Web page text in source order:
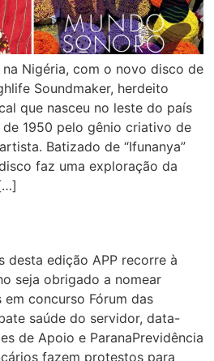
Nigéria, com o novo disco de
Soundmaker, herdeito
que nasceu no leste do país
1950 pelo gênio criativo de
Batizado de “Ifunanya”
faz uma exploração da
desta edição APP recorre à
seja obrigado a nomear
concurso Fórum das
saúde do servidor, data-
de Apoio e ParanaPrevidência
fazem protestos para